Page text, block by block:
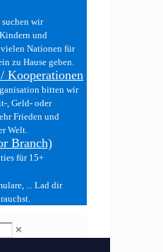
suchen wir
und
Nationen für
zu Hause geben.
Kooperationen
bitten wir
, Geld- oder
Frieden und
Welt.
Branch)
für 15+
... Lad dir
✕